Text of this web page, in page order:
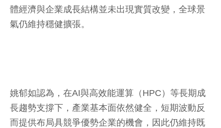
體經濟與企業成長結構並未出現實質改變，全球景
氣仍維持穩健擴張。
姚郁如認為，在AI與高效能運算（HPC）等長期成
長趨勢支撐下，產業基本面依然健全，短期波動反
而提供布局具競爭優勢企業的機會，因此仍維持既